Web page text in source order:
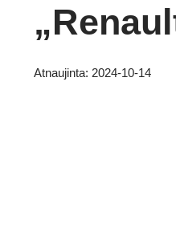
Atnaujinta: 2024-10-14